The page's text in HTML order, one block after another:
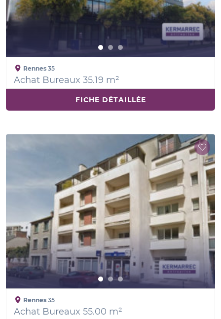
Rennes 35
Achat Bureaux 35.19 m²
FICHE DÉTAILLÉE
Rennes 35
Achat Bureaux 55.00 m²